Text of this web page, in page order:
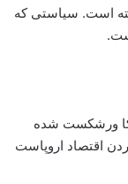
است. سیاستی که
۲۰۰۳ اقتصاد آمریکا ورشکست شده
اقتصاد اروپاست